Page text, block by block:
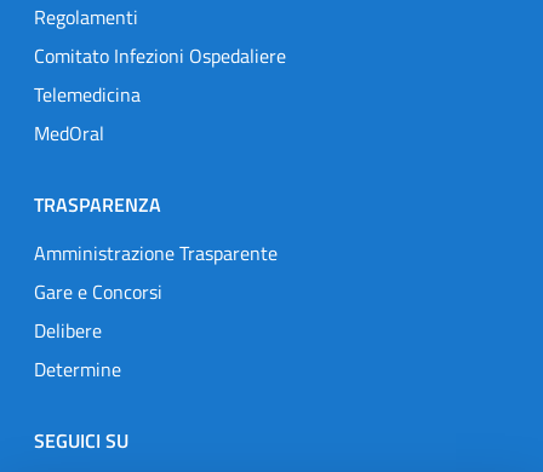
Regolamenti
Comitato Infezioni Ospedaliere
Telemedicina
MedOral
TRASPARENZA
Amministrazione Trasparente
Gare e Concorsi
Delibere
Determine
SEGUICI SU